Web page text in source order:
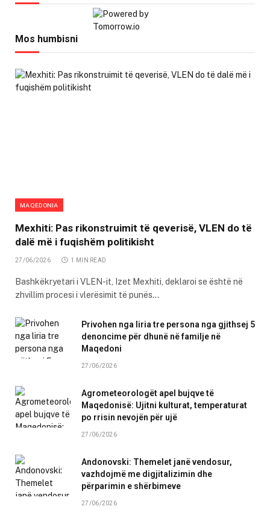
Mos humbisni
MAQEDONIA
Mexhiti: Pas rikonstruimit të qeverisë, VLEN do të
dalë më i fuqishëm politikisht
27/06/2026 1 MIN READ
Bashkëkryetari i VLEN-it, Izet Mexhiti, deklaroi se është në
zhvillim procesi i vlerësimit të punës…
Privohen nga liria tre persona nga gjithsej 5
denoncime për dhunë në familje në
Maqedoni
27/06/2026
Agrometeorologët apel bujqve të
Maqedonisë: Ujitni kulturat, temperaturat
po rrisin nevojën për ujë
27/06/2026
Andonovski: Themelet janë vendosur,
vazhdojmë me digjitalizimin dhe
përparimin e shërbimeve
27/06/2026